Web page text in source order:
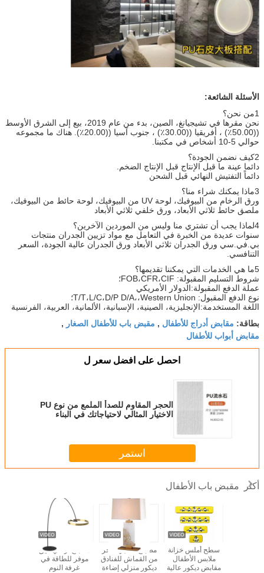
الأسئلة الشائعة:
1من نحن؟
نحن مقرها في تشيجيانغ، الصين، بدء من عام 2019، بيع إلى الشرق الأوسط
((50.00٪) ، أفريقيا ((30.00٪) ، جنوب آسيا ((20.00٪). هناك ما مجموعه
حوالي 5-10 أشخاص في مكتبنا.
2كيف نضمن الجودة؟
دائما عينة ما قبل الإنتاج قبل الإنتاج الضخم.
دائماً التفتيش النهائي قبل الشحن
3ماذا يمكنك شراء منا؟
ورق الرخام من البيوفيك، لوحة UV من البيوفيك، لوحة حائط من البيوفيك،
ملصق حائط ثلاثي الأبعاد، ورق خلفي ثلاثي الأبعاد
4لماذا يجب أن تشتري منا وليس من الموردين الآخرين؟
سنوات عديدة من الخبرة في التعامل مع مواد تزيين الجدران منتجات
بي.في.سي ورق الجدران ثلاثي الأبعاد ورق الجدران عالية الجودة، السعر
التنافسي.
5ما هي الخدمات التي يمكننا تقديمها؟
شروط التسليم المقبولة: FOB،CFR،CIF؛
عملة الدفع المقبولة:الدولار الأمريكي
نوع الدفع المقبول: T/T،L/C،D/P D/A،،Western Union؛
اللغة المستخدمة:الإنجليزية، الصينية، الإسبانية، الألمانية، العربية، الفرنسية
بطاقة: مقابض أدراج للأطفال , مقبض باب للأطفال الصغار ,
مقابض أبواب للأطفال
احصل على افضل سعر ل
الحجر المقاوم للصدأ الملمع من نوع PU
الاختيار المثالي لاحتياجاتك في البناء
استمر
أكثر مقبض باب الأطفال
مصباح أرضي أنيق
موفر للطاقة في
غرفة النوم
مصباح مكتبي فاخر
من القماش للفنادق
ديكور منزلي إضاءة
سطح أملس خزانة
ملابس الأطفال
مقابض ديكور عالية